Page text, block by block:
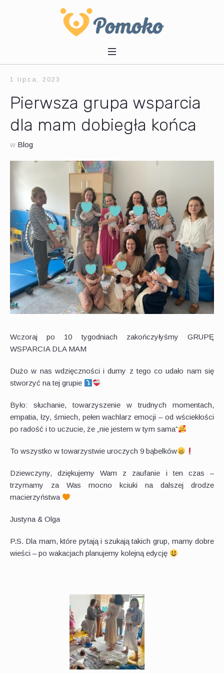
1 lipca, 2023
Pierwsza grupa wsparcia
dla mam dobiegła końca
w Blog
Wczoraj po 10 tygodniach zakończyłyśmy GRUPĘ
WSPARCIA DLA MAM
Dużo w nas wdzięczności i dumy z tego co udało nam się
stworzyć na tej grupie
Było: słuchanie, towarzyszenie w trudnych momentach,
empatia, łzy, śmiech, pełen wachlarz emocji – od wściekłości
po radość i to uczucie, że „nie jestem w tym sama”
To wszystko w towarzystwie uroczych 9 bąbelków
Dziewczyny, dziękujemy Wam z zaufanie i ten czas –
trzymamy za Was mocno kciuki na dalszej drodze
macierzyństwa
Justyna & Olga
P.S. Dla mam, które pytają i szukają takich grup, mamy dobre
wieści – po wakacjach planujemy kolejną edycję